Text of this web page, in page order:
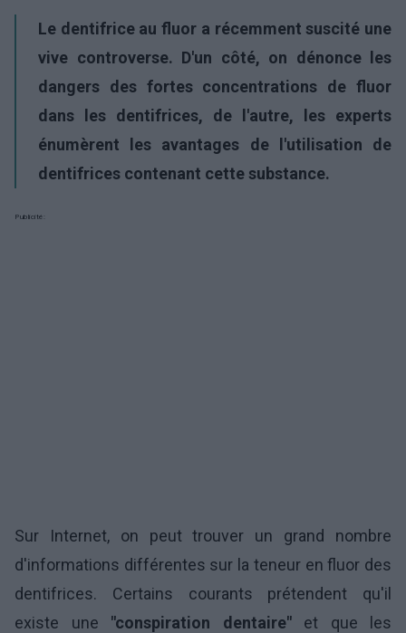
Le dentifrice au fluor a récemment suscité une
vive controverse. D'un côté, on dénonce les
dangers des fortes concentrations de fluor
dans les dentifrices, de l'autre, les experts
énumèrent les avantages de l'utilisation de
dentifrices contenant cette substance.
Publicité:
Sur Internet, on peut trouver un grand nombre
d'informations différentes sur la teneur en fluor des
dentifrices. Certains courants prétendent qu'il
existe une "conspiration dentaire"et que les